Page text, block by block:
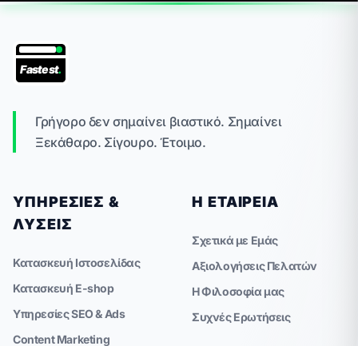
Fastest.
Γρήγορο δεν σημαίνει βιαστικό. Σημαίνει
Ξεκάθαρο. Σίγουρο. Έτοιμο.
ΥΠΗΡΕΣΊΕΣ &
ΛΎΣΕΙΣ
Κατασκευή Ιστοσελίδας
Κατασκευή E-shop
Υπηρεσίες SEO & Ads
Content Marketing
Η ΕΤΑΙΡΕΊΑ
Σχετικά με Εμάς
Αξιολογήσεις Πελατών
Η Φιλοσοφία μας
Συχνές Ερωτήσεις